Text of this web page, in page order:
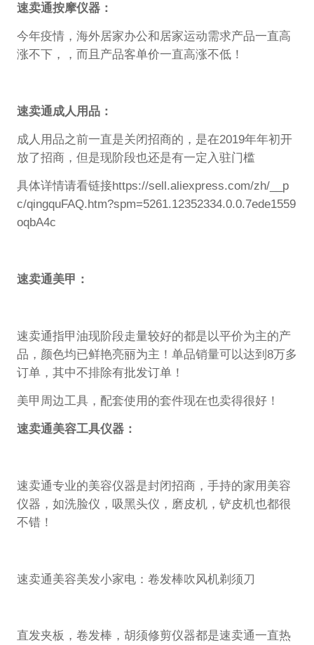
速卖通按摩仪器：
今年疫情，海外居家办公和居家运动需求产品一直高
涨不下，
，而且产品客单价一直高涨不低！
速卖通成人用品：
成人用品之前一直是关闭招商的，是在2019年年初开
放了招商，但是现阶段也还是有一定入驻门槛
具体详情请看链接https://sell.aliexpress.com/zh/__p
c/qingquFAQ.htm?spm=5261.12352334.0.0.7ede1559
oqbA4c
速卖通美甲：
速卖通指甲油现阶段走量较好的都是以平价为主的产
品，颜色均已鲜艳亮丽为主！单品销量可以达到8万多
订单，其中不排除有批发订单！
美甲周边工具，配套使用的套件现在也卖得很好！
速卖通美容工具仪器：
速卖通专业的美容仪器是封闭招商，手持的家用美容
仪器，如洗脸仪，吸黑头仪，磨皮机，铲皮机也都很
不错！
速卖通美容美发小家电：卷发棒吹风机剃须刀
直发夹板，卷发棒，胡须修剪仪器都是速卖通一直热